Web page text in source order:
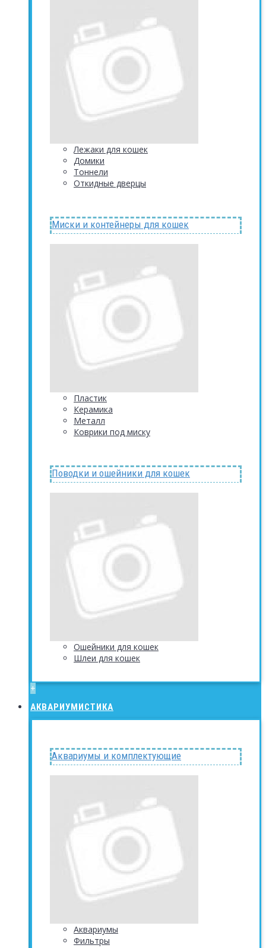
Лежаки для кошек
Домики
Тоннели
Откидные дверцы
Миски и контейнеры для кошек
Пластик
Керамика
Металл
Коврики под миску
Поводки и ошейники для кошек
Ошейники для кошек
Шлеи для кошек
+
АКВАРИУМИСТИКА
Аквариумы и комплектующие
Аквариумы
Фильтры